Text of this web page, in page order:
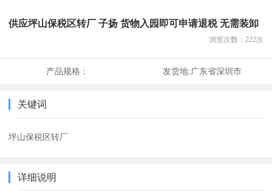
供应坪山保税区转厂 子扬 货物入园即可申请退税 无需装卸
浏览次数： 222次
产品规格： 发货地:广东省深圳市
关键词
坪山保税区转厂
详细说明